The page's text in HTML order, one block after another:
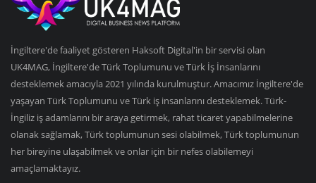
İngiltere'de faaliyet gösteren Haksoft Digital'in bir servisi olan
UK4MAG, İngiltere'de Türk Toplumunu ve Türk İş İnsanlarını
desteklemek amacıyla 2021 yılında kurulmuştur. Amacımız İngiltere'de
yaşayan Türk Toplumunu ve Türk iş insanlarını desteklemek. Türk-
İngiliz iş adamlarını bir araya getirmek, rahat ticaret yapabilmelerine
olanak sağlamak, Türk toplumunun sesi olabilmek, Türk toplumunun
her bireyine ulaşabilmek ve onlar için bir nefes olabilemeyi
amaçlamaktayız.